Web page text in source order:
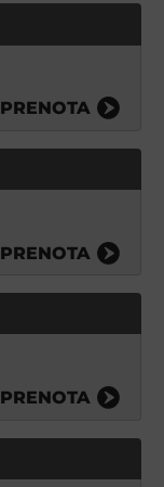
PRENOTA
PRENOTA
PRENOTA